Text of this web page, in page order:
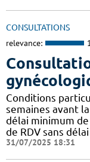
CONSULTATIONS
relevance:
Conditions
semaines avant
délai minimum
de RDV sans
31/07/2025 18:31